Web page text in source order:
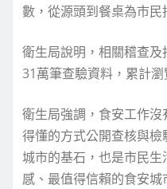
數，從源頭到餐桌為市民
衛生局說明，相關稽查
31萬筆查驗資料，累計
衛生局強調，食安工作
得懂的方式公開查核與
城市的基石，也是市民
感、最值得信賴的食安城